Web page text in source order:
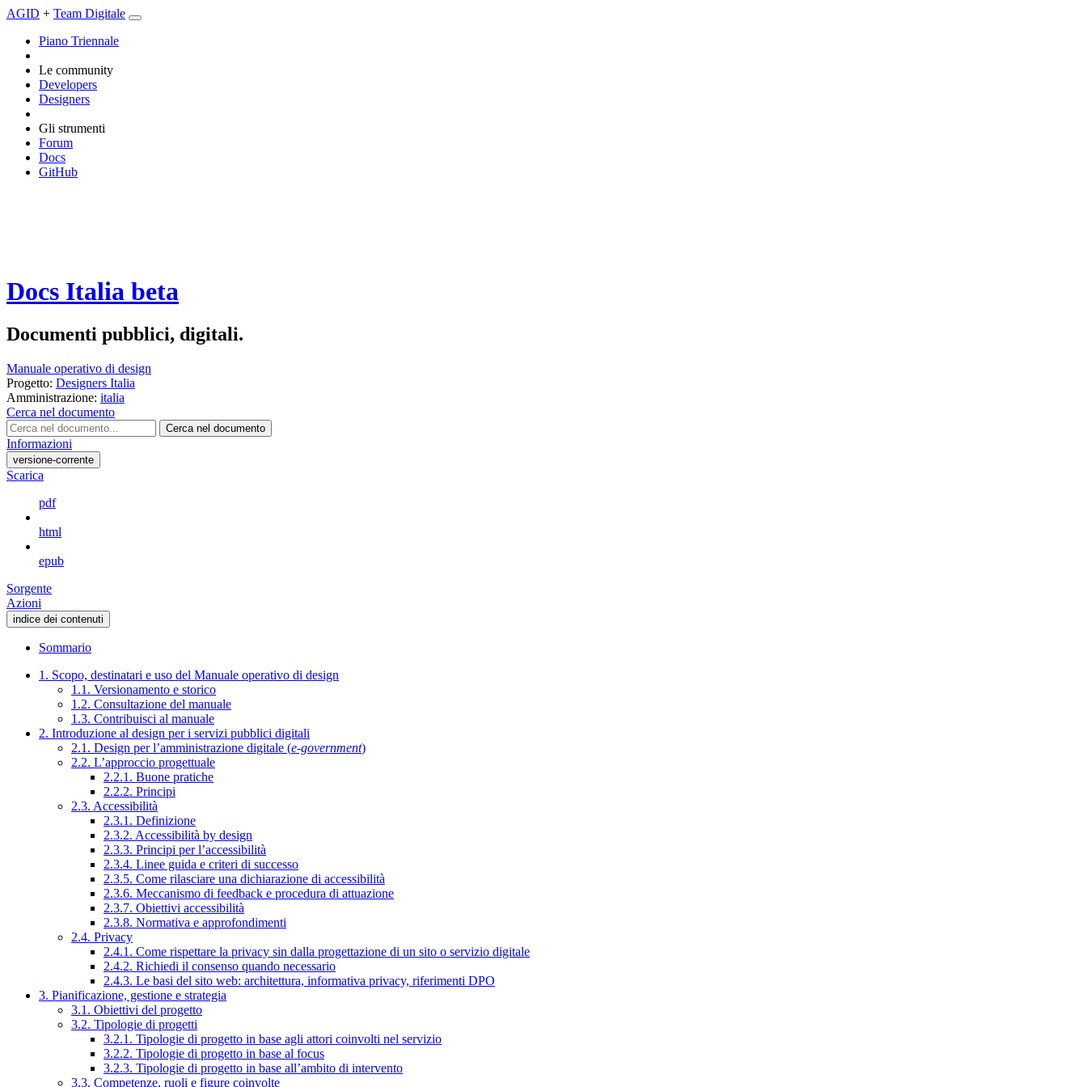
AGID + Team Digitale
Piano Triennale
Le community
Developers
Designers
Gli strumenti
Forum
Docs
GitHub
Docs Italia beta
Documenti pubblici, digitali.
Manuale operativo di design
Progetto: Designers Italia
Amministrazione: italia
Cerca nel documento
Cerca nel documento
Informazioni
versione-corrente
Scarica
pdf
html
epub
Sorgente
Azioni
indice dei contenuti
Sommario
1. Scopo, destinatari e uso del Manuale operativo di design
1.1. Versionamento e storico
1.2. Consultazione del manuale
1.3. Contribuisci al manuale
2. Introduzione al design per i servizi pubblici digitali
2.1. Design per l’amministrazione digitale (e-government)
2.2. L’approccio progettuale
2.2.1. Buone pratiche
2.2.2. Principi
2.3. Accessibilità
2.3.1. Definizione
2.3.2. Accessibilità by design
2.3.3. Principi per l’accessibilità
2.3.4. Linee guida e criteri di successo
2.3.5. Come rilasciare una dichiarazione di accessibilità
2.3.6. Meccanismo di feedback e procedura di attuazione
2.3.7. Obiettivi accessibilità
2.3.8. Normativa e approfondimenti
2.4. Privacy
2.4.1. Come rispettare la privacy sin dalla progettazione di un sito o servizio digitale
2.4.2. Richiedi il consenso quando necessario
2.4.3. Le basi del sito web: architettura, informativa privacy, riferimenti DPO
3. Pianificazione, gestione e strategia
3.1. Obiettivi del progetto
3.2. Tipologie di progetti
3.2.1. Tipologie di progetto in base agli attori coinvolti nel servizio
3.2.2. Tipologie di progetto in base al focus
3.2.3. Tipologie di progetto in base all’ambito di intervento
3.3. Competenze, ruoli e figure coinvolte